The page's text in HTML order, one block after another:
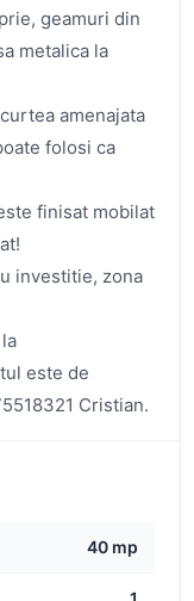
geamuri din
metalica la
amenajata
folosi ca
finisat mobilat
investitie, zona
este de
Cristian.
40 mp